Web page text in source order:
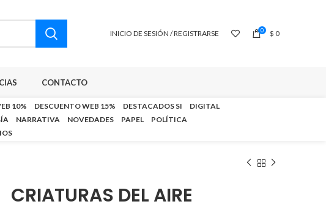
INICIO DE SESIÓN / REGISTRARSE 0 $ 0
CONTACTO
10% DESCUENTO WEB 15% DESTACADOS SI
DIGITAL
NARRATIVA NOVEDADES PAPEL
POLÍTICA
CRIATURAS DEL AIRE